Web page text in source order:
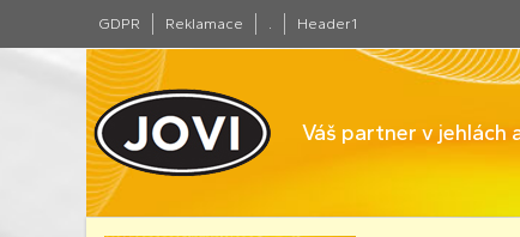
GDPR Reklamace . Header1
Váš partner v jehlách